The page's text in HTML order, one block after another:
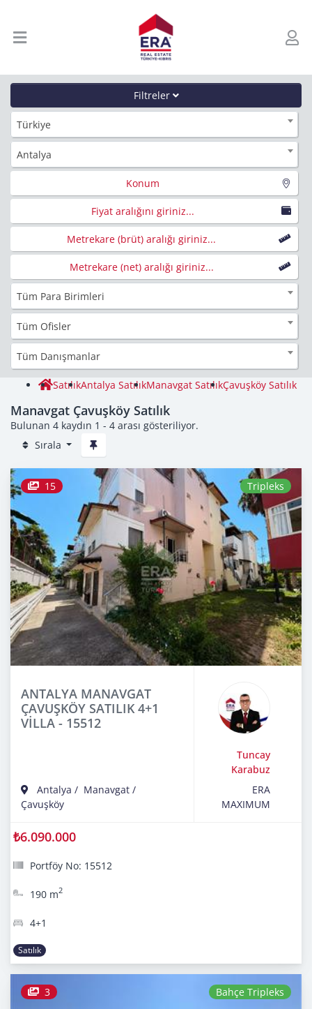
Filtreler
Türkiye
Antalya
Konum
Fiyat aralığını giriniz...
Metrekare (brüt) aralığı giriniz...
Metrekare (net) aralığı giriniz...
Tüm Para Birimleri
Tüm Ofisler
Tüm Danışmanlar
SatılıkAntalya SatılıkManavgat SatılıkÇavuşköy Satılık
Manavgat Çavuşköy Satılık
Bulunan 4 kaydın 1 - 4 arası gösteriliyor.
Sırala
15 Tripleks
ANTALYA MANAVGAT
ÇAVUŞKÖY SATILIK 4+1
VİLLA - 15512
Antalya / Manavgat /
Çavuşköy
Tuncay
Karabuz
ERA
MAXIMUM
₺6.090.000
Portföy No: 15512
190 m2
4+1
Satılık
3 Bahçe Tripleks